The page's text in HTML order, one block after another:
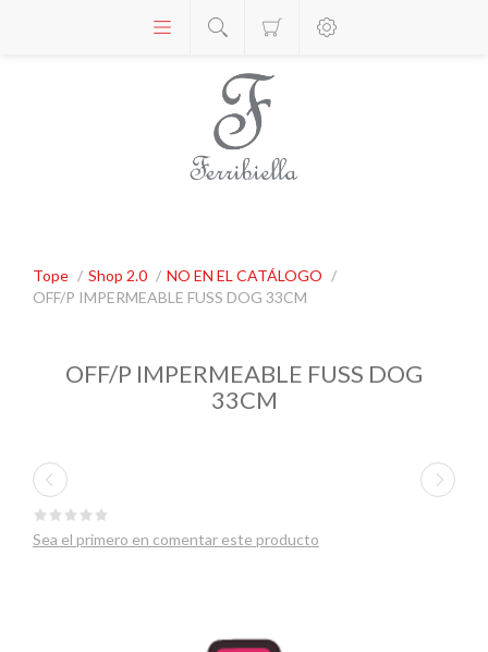
Tope / Shop 2.0 / NO EN EL CATÁLOGO /
OFF/P IMPERMEABLE FUSS DOG 33CM
OFF/P IMPERMEABLE FUSS DOG
33CM
Sea el primero en comentar este producto